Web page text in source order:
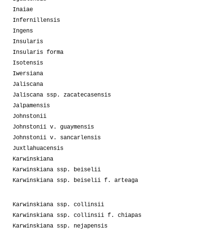
Inaiae
Infernillensis
Ingens
Insularis
Insularis forma
Isotensis
Iwersiana
Jaliscana
Jaliscana ssp. zacatecasensis
Jalpamensis
Johnstonii
Johnstonii v. guaymensis
Johnstonii v. sancarlensis
Juxtlahuacensis
Karwinskiana
Karwinskiana ssp. beiselii
Karwinskiana ssp. beiselii f. arteaga
Karwinskiana ssp. collinsii
Karwinskiana ssp. collinsii f. chiapas
Karwinskiana ssp. nejapensis